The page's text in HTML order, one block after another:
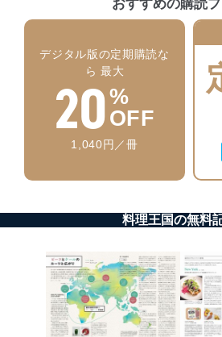
機器に標準装備されているユ
ーザーアカウント制御）によ
ベース等を取り扱う情報シス
者を識別・認証しています。
外部からの不正アクセス等の防止
個人データを取り扱う機器等
システムを最新の状態に保持
個人データを取り扱う機器等
ソフトウェア等を導入し、自
により、これを最新状態とし
送信する場合に、当該ファイ
個人情報保護マネジメントシステム
当社は、内部監査及びマネジメント
じて、個人情報保護マネジメントシ
善し、常に最良の状態を維持します
おすすめの購読
デジタル版の定期購読な
ら 最大
20%
OFF
1,040円／冊
料理王国の無料